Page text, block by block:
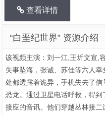
查看详情
“白垩纪世界” 资源介绍
该视频主演：刘一江,王圻文宣,
失事坠海，张诚、苏佳等六人
处都透露着诡异，手机失去了
恐龙。通过卫星电话呼救，得
接应的音讯。他们穿越丛林接